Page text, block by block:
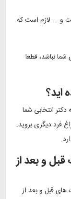
و ... لازم است که
نباشد، قطعا
اید؟
انتخابی شما
فرد دیگری بروید.
قبل و بعد از
های قبل و بعد از